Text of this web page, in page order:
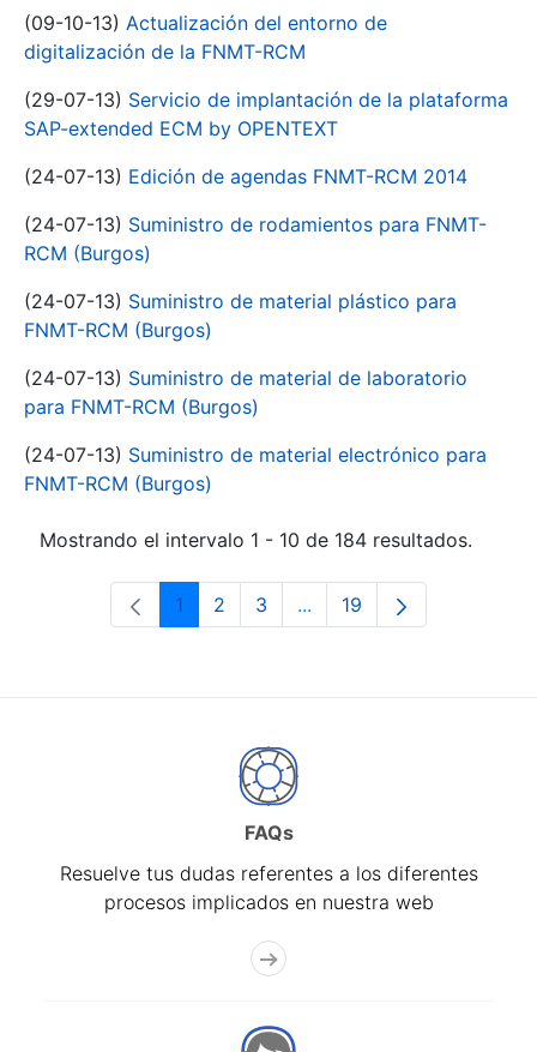
(09-10-13) Actualización del entorno de
digitalización de la FNMT-RCM
(29-07-13) Servicio de implantación de la plataforma
SAP-extended ECM by OPENTEXT
(24-07-13) Edición de agendas FNMT-RCM 2014
(24-07-13) Suministro de rodamientos para FNMT-
RCM (Burgos)
(24-07-13) Suministro de material plástico para
FNMT-RCM (Burgos)
(24-07-13) Suministro de material de laboratorio
para FNMT-RCM (Burgos)
(24-07-13) Suministro de material electrónico para
FNMT-RCM (Burgos)
Mostrando el intervalo 1 - 10 de 184 resultados.
Página
1 Página
2 Página
3 ...Páginas intermedias Use
Página
19
FAQs
Resuelve tus dudas referentes a los diferentes
procesos implicados en nuestra web